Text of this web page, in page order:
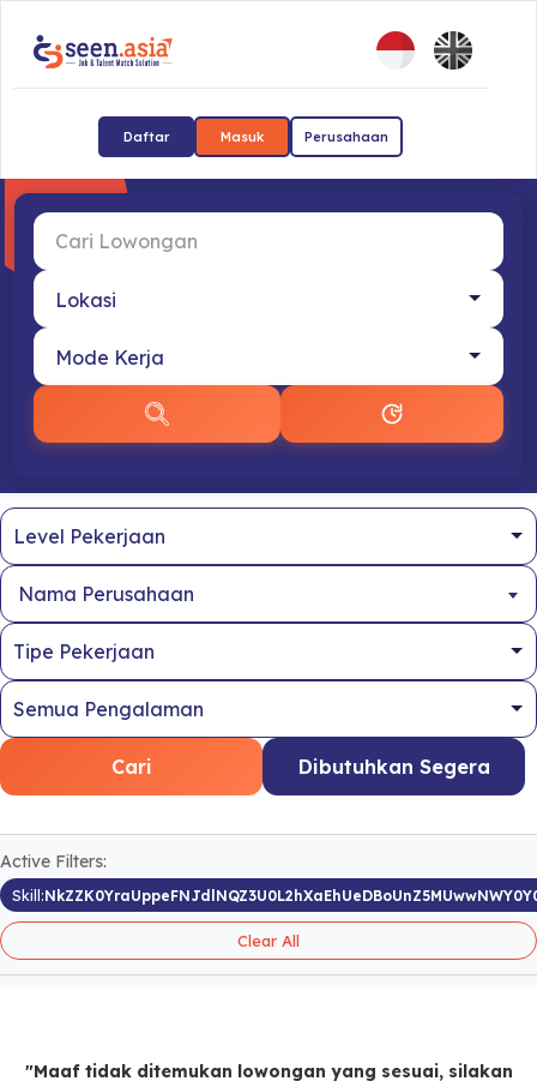
Daftar Masuk Perusahaan
Nama Perusahaan
Cari Dibutuhkan Segera
Active Filters:
Skill:
Clear All
"Maaf tidak ditemukan lowongan yang sesuai, silakan